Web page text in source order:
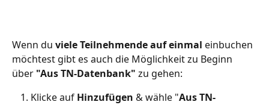
Wenn du viele Teilnehmende auf einmal einbuchen
möchtest gibt es auch die Möglichkeit zu Beginn
über "Aus TN-Datenbank" zu gehen:
Klicke auf Hinzufügen & wähle "Aus TN-